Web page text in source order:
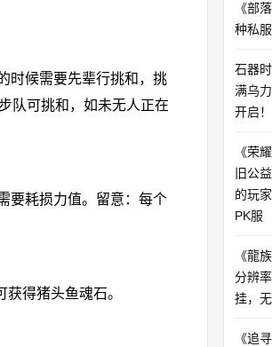
时候需要先辈行挑和，挑
队可挑和，如未无人正在
要耗损力值。留意：每个
得猪头鱼魂石。
《部
种私
石器
满乌
开启！​
《荣
旧公
的玩
PK服
《龍
分辨
挂，
《追